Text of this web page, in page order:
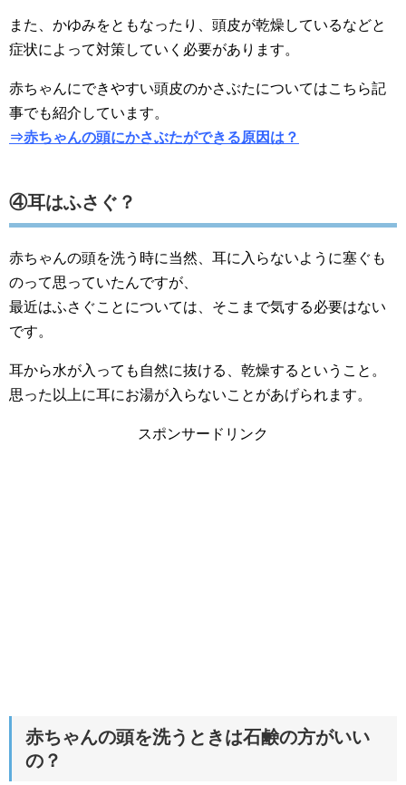
また、かゆみをともなったり、頭皮が乾燥しているなどと
症状によって対策していく必要があります。
赤ちゃんにできやすい頭皮のかさぶたについてはこちら記
事でも紹介しています。
⇒赤ちゃんの頭にかさぶたができる原因は？
④耳はふさぐ？
赤ちゃんの頭を洗う時に当然、耳に入らないように塞ぐも
のって思っていたんですが、
最近はふさぐことについては、そこまで気する必要はない
です。
耳から水が入っても自然に抜ける、乾燥するということ。
思った以上に耳にお湯が入らないことがあげられます。
スポンサードリンク
赤ちゃんの頭を洗うときは石鹸の方がいい
の？